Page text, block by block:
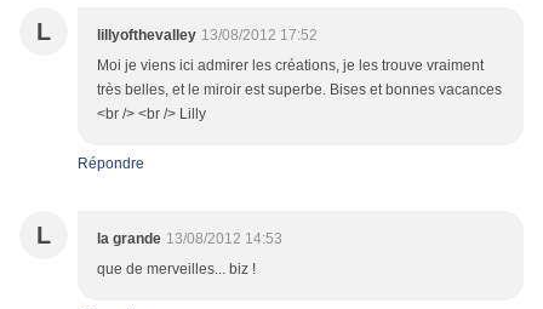
L lillyofthevalley 13/08/2012 17:52
Moi je viens ici admirer les créations, je les trouve vraiment
très belles, et le miroir est superbe. Bises et bonnes vacances
<br /> <br /> Lilly
Répondre
L la grande 13/08/2012 14:53
que de merveilles... biz !